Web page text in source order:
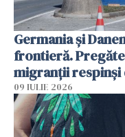
Germania și
frontieră.
migranții respinși
09 IULIE 2026